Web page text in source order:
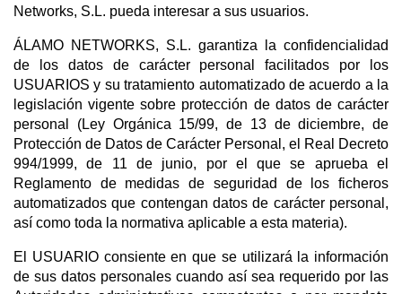
Networks, S.L. pueda interesar a sus usuarios.
ÁLAMO NETWORKS, S.L. garantiza la confidencialidad
de los datos de carácter personal facilitados por los
USUARIOS y su tratamiento automatizado de acuerdo a la
legislación vigente sobre protección de datos de carácter
personal (Ley Orgánica 15/99, de 13 de diciembre, de
Protección de Datos de Carácter Personal, el Real Decreto
994/1999, de 11 de junio, por el que se aprueba el
Reglamento de medidas de seguridad de los ficheros
automatizados que contengan datos de carácter personal,
así como toda la normativa aplicable a esta materia).
El USUARIO consiente en que se utilizará la información
de sus datos personales cuando así sea requerido por las